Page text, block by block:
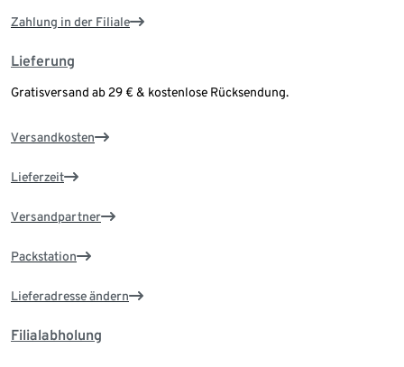
Zahlung in der Filiale
Lieferung
Gratisversand ab 29 € & kostenlose Rücksendung.
Versandkosten
Lieferzeit
Versandpartner
Packstation
Lieferadresse ändern
Filialabholung